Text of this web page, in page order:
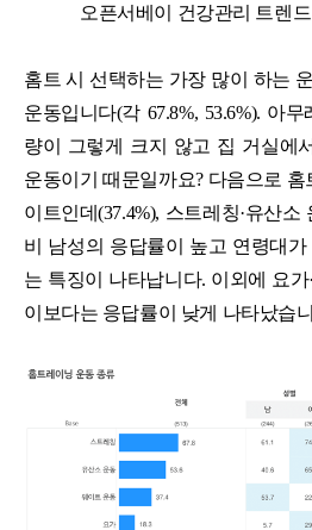
오픈서베이 건강관리 트렌드
홈트 시 선택하는 가장 많이 하는
운동입니다(각 67.8%, 53.6%). 아
량이 그렇게 크지 않고 집 거실에
운동이기 때문일까요? 다음으로 홈
이트인데(37.4%), 스트레칭·유산
비 남성의 응답률이 높고 연령대
는 특징이 나타납니다. 이외에 요가
이보다는 응답률이 낮게 나타났습니